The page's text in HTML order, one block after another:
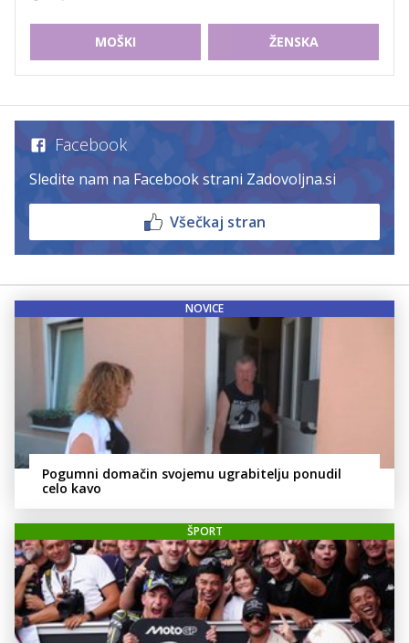
MOŠKI ŽENSKA
Facebook
Sledite nam na Facebook strani Zadovoljna.si
Všečkaj stran
NOVICE
Pogumni domačin svojemu ugrabitelju ponudil
celo kavo
ŠPORT